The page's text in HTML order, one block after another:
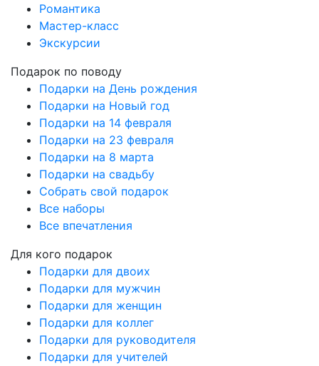
Романтика
Мастер-класс
Экскурсии
Подарок по поводу
Подарки на День рождения
Подарки на Новый год
Подарки на 14 февраля
Подарки на 23 февраля
Подарки на 8 марта
Подарки на свадьбу
Собрать свой подарок
Все наборы
Все впечатления
Для кого подарок
Подарки для двоих
Подарки для мужчин
Подарки для женщин
Подарки для коллег
Подарки для руководителя
Подарки для учителей